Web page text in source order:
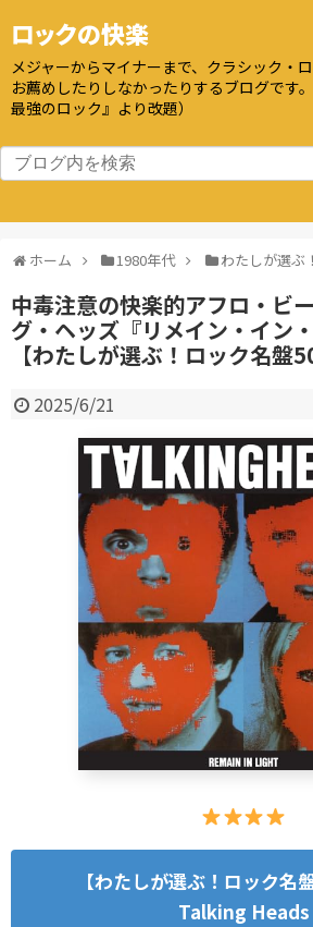
ロックの快楽
メジャーからマイナーまで、クラシック・
お薦めしたりしなかったりするブログです
最強のロック』より改題）
ホーム 1980年代 わたしが選ぶ
中毒注意の快楽的アフロ・ビ
グ・ヘッズ『リメイン・イン
【わたしが選ぶ！ロック名盤
2025/6/21
【わたしが選ぶ！ロック名
Talking Heads